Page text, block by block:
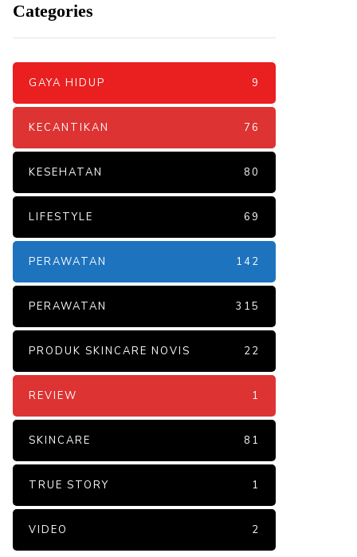
Categories
GAYA HIDUP 9
KECANTIKAN 76
KESEHATAN 80
LIFESTYLE 69
PERAWATAN 142
PERAWATAN 315
PRODUK SKINCARE NOVIS 22
REVIEW 1
SKINCARE 81
TRUE STORY 1
VIDEO 2